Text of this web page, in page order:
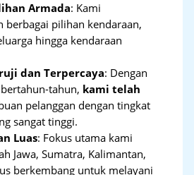
Armada: Kami
berbagai pilihan kendaraan,
hingga kendaraan
dan Terpercaya: Dengan
tahun, kami telah
pelanggan dengan tingkat
sangat tinggi.
Luas: Fokus utama kami
Jawa, Sumatra, Kalimantan,
berkembang untuk melayani